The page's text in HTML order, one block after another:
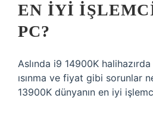
EN IYI
PC?
Aslında i9 14900K
ısınma ve fiyat gibi sorunlar
13900K dünyanın en iyi